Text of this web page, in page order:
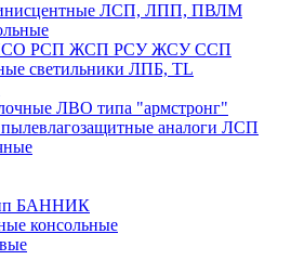
ЛСП, ЛПП, ПВЛМ
РСП ЖСП РСУ ЖСУ ССП
светильники ЛПБ, TL
ЛВО типа "армстронг"
аналоги ЛСП
БАННИК
консольные